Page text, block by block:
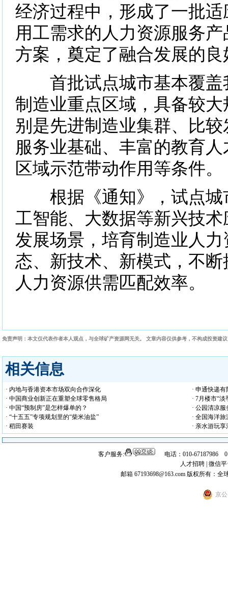
经济过程中，形成了一批
用工需求的人力资源服务
方案，奠定了融合发展的
首批试点城市基本覆盖
制造业重点区域，具备较
别是先进制造业集群、比
服务业基础、丰富的教育
区域示范带动作用等条件。
根据《通知》，试点城
工智能、大数据等新兴技
发展场景，培育制造业人
态、新技术、新模式，不
人力资源供需匹配效率。
免责声明：本文仅代表作者本人观点，与全球矿产资源网无关。 文章内容仅供参考，不构成投资建
相关信息
· 内地与香港资本市场双向合作深化
· 申通快递
· 中国商业创新正在重塑全球零售格局
· 7月楼市“淡
· 中国“预制房”是怎样爆单的？
· 公园清凉
· “十五五”专项规划里的“柴米油盐”
· 全国海洋
· 稻田赛装
· 亲水游玩享
客户服务:
电话：010-67187986
人才招聘 微信
邮箱 67193698@163.com 版权所有：全
京公